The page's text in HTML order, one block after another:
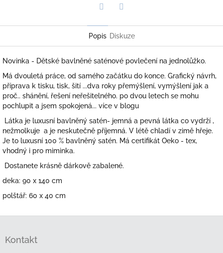
Popis Diskuze
Novinka - Dětské bavlněné saténové povlečení na jednolůžko.
Má dvouletá práce, od samého začátku do konce. Grafický návrh,
příprava k tisku, tisk, šití ...dva roky přemýšlení, vymýšlení jak a
proč.. shánění, řešení neřešitelného. po dvou letech se mohu
pochlupit a jsem spokojená... více v blogu
Látka je luxusní bavlněný satén- jemná a pevná látka co vydrží ,
nežmolkuje a je neskutečně příjemná. V létě chladí v zimě hřeje.
Je to luxusní 100 % bavlněný satén. Má certifikát Oeko - tex,
vhodný i pro miminka.
Dostanete krásně dárkově zabalené.
deka: 90 x 140 cm
polštář: 60 x 40 cm
Kontakt